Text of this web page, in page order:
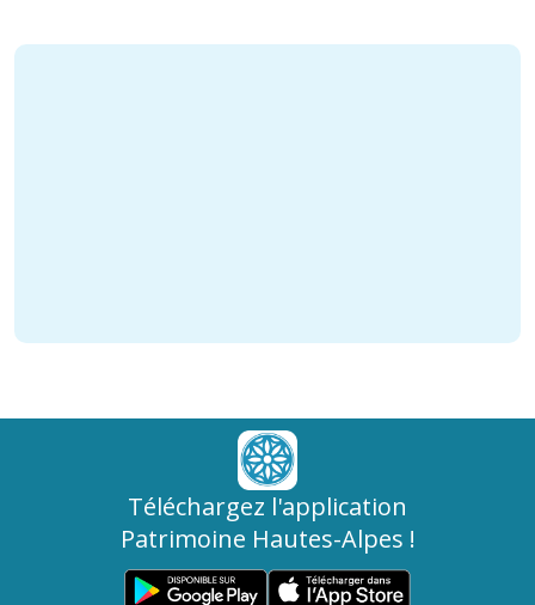
Téléchargez l'application
Patrimoine Hautes-Alpes !